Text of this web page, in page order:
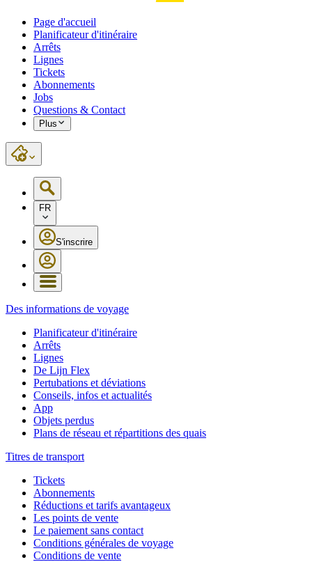
Page d'accueil
Planificateur d'itinéraire
Arrêts
Lignes
Tickets
Abonnements
Jobs
Questions & Contact
Plus
FR
S'inscrire
Des informations de voyage
Planificateur d'itinéraire
Arrêts
Lignes
De Lijn Flex
Pertubations et déviations
Conseils, infos et actualités
App
Objets perdus
Plans de réseau et répartitions des quais
Titres de transport
Tickets
Abonnements
Réductions et tarifs avantageux
Les points de vente
Le paiement sans contact
Conditions générales de voyage
Conditions de vente